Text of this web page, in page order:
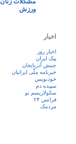
ورزش
اخبار
اخبار روز
پيک ايران
جنبش آذربایجان
خبرنامه ملّی ایرانیان
خودنویس
سپیده دم
سکولاریسم نو
فرانس ۲۴
مردمک